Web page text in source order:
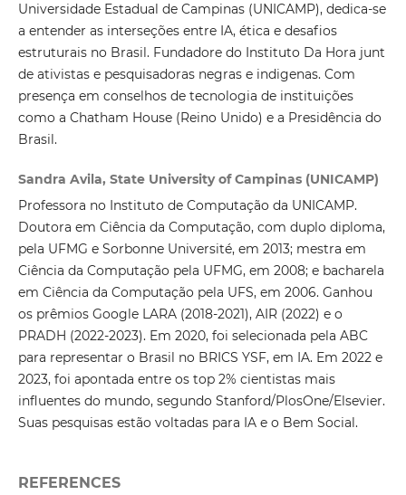
Universidade Estadual de Campinas (UNICAMP), dedica-se
a entender as interseções entre IA, ética e desafios
estruturais no Brasil. Fundadore do Instituto Da Hora junt
de ativistas e pesquisadoras negras e indigenas. Com
presença em conselhos de tecnologia de instituições
como a Chatham House (Reino Unido) e a Presidência do
Brasil.
Sandra Avila, State University of Campinas (UNICAMP)
Professora no Instituto de Computação da UNICAMP.
Doutora em Ciência da Computação, com duplo diploma,
pela UFMG e Sorbonne Université, em 2013; mestra em
Ciência da Computação pela UFMG, em 2008; e bacharela
em Ciência da Computação pela UFS, em 2006. Ganhou
os prêmios Google LARA (2018-2021), AIR (2022) e o
PRADH (2022-2023). Em 2020, foi selecionada pela ABC
para representar o Brasil no BRICS YSF, em IA. Em 2022 e
2023, foi apontada entre os top 2% cientistas mais
influentes do mundo, segundo Stanford/PlosOne/Elsevier.
Suas pesquisas estão voltadas para IA e o Bem Social.
REFERENCES